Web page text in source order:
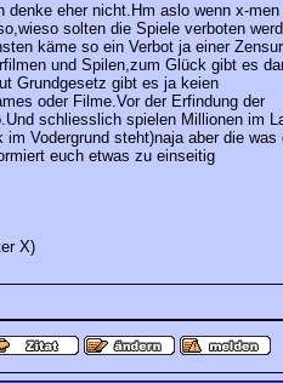
eher nicht.Hm aslo wenn x-
solten die Spiele verboten
käme so ein Verbot ja einer Zensur
und Spilen,zum Glück gibt es
Grundgesetz gibt es ja keien
oder Filme.Vor der Erfindung der
schliesslich spielen Millionen im
Vodergrund steht)naja aber die was
euch etwas zu einseitig
X)